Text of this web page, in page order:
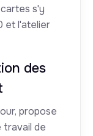
s'y
et l'atelier
des
propose
travail de